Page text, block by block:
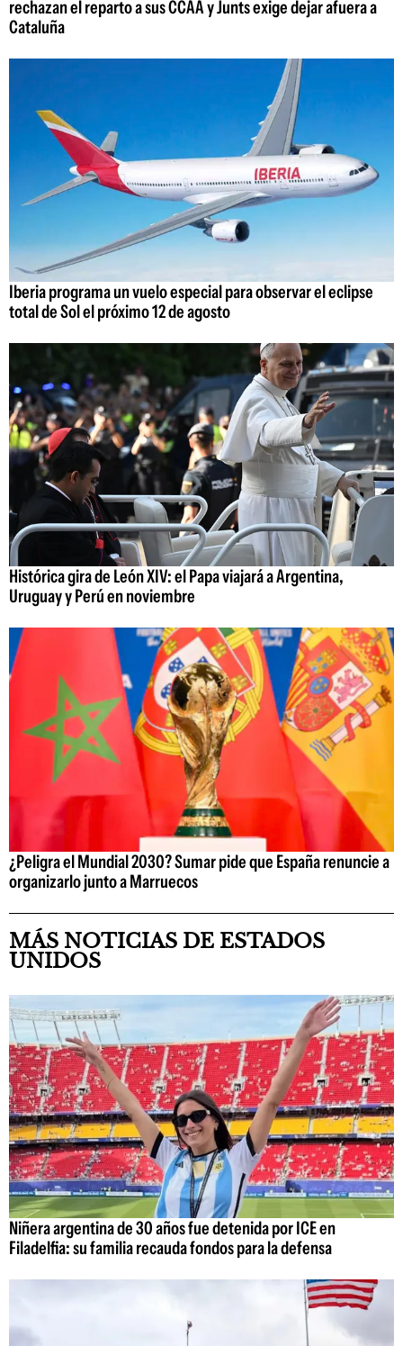
rechazan el reparto a sus CCAA y Junts exige dejar afuera a
Cataluña
Iberia programa un vuelo especial para observar el eclipse
total de Sol el próximo 12 de agosto
Histórica gira de León XIV: el Papa viajará a Argentina,
Uruguay y Perú en noviembre
¿Peligra el Mundial 2030? Sumar pide que España renuncie a
organizarlo junto a Marruecos
MÁS NOTICIAS DE ESTADOS
UNIDOS
Niñera argentina de 30 años fue detenida por ICE en
Filadelfia: su familia recauda fondos para la defensa